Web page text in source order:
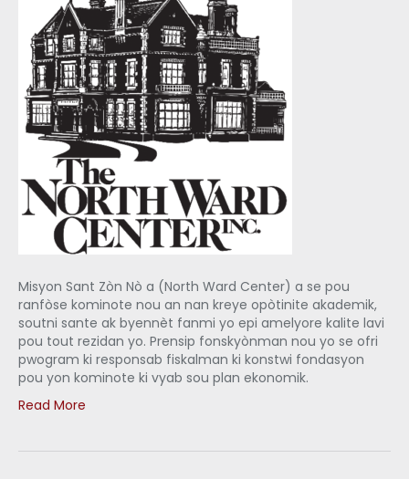
Misyon Sant Zòn Nò a (North Ward Center) a se pou
ranfòse kominote nou an nan kreye opòtinite akademik,
soutni sante ak byennèt fanmi yo epi amelyore kalite lavi
pou tout rezidan yo. Prensip fonskyònman nou yo se ofri
pwogram ki responsab fiskalman ki konstwi fondasyon
pou yon kominote ki vyab sou plan ekonomik.
Read More